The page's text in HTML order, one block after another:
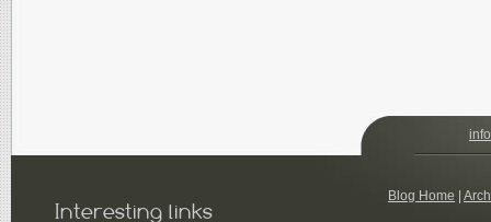
Interesting links
info
Blog Home